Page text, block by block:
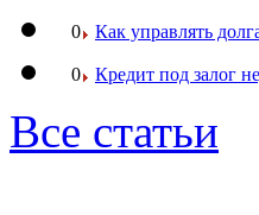
0 Как управлять
0 Кредит под залог
Все статьи